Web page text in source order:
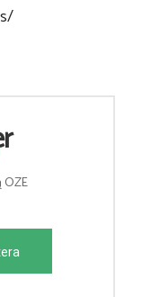
OZE